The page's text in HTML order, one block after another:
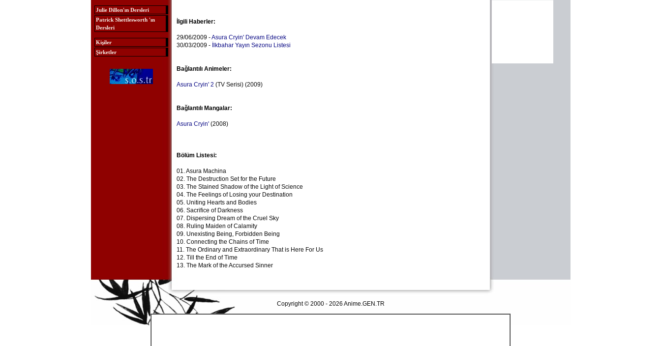
Julie Dillon'ın Dersleri
Patrick Shettlesworth 'ın
Dersleri
Kişiler
Şirketler
İlgili Haberler:
29/06/2009 -Asura Cryin' Devam Edecek
30/03/2009 -
İlkbahar Yayın Sezonu Listesi
Bağlantılı Animeler:
Asura Cryin' 2 (TV Serisi) (2009)
Bağlantılı Mangalar:
Asura Cryin'(2008)
Bölüm Listesi:
01. Asura Machina
02. The Destruction Set for the Future
03. The Stained Shadow of the Light of Science
04. The Feelings of Losing your Destination
05. Uniting Hearts and Bodies
06. Sacrifice of Darkness
07. Dispersing Dream of the Cruel Sky
08. Ruling Maiden of Calamity
09. Unexisting Being, Forbidden Being
10. Connecting the Chains of Time
11. The Ordinary and Extraordinary That is Here For Us
12. Till the End of Time
13. The Mark of the Accursed Sinner
Copyright © 2000 - 2026 Anime.GEN.TR